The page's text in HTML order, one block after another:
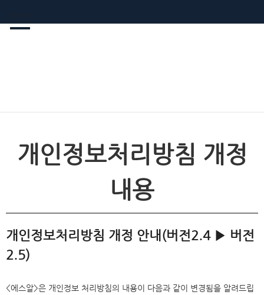
개인정보처리방침 개정
내용
개인정보처리방침 개정 안내(버전2.4 ▶ 버전
2.5)
<에스알>은 개인정보 처리방침의 내용이 다음과 같이 변경됨을 알려드립